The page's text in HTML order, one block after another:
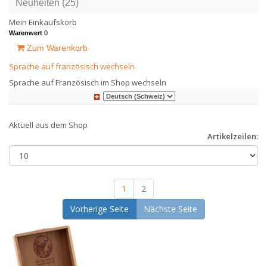
Neuheiten (25)
Mein Einkaufskorb
Warenwert 0
Zum Warenkorb
Sprache auf französisch wechseln
Sprache auf Französisch im Shop wechseln
Aktuell aus dem Shop
Artikelzeilen:
1
2
Vorherige Seite
Nächste Seite